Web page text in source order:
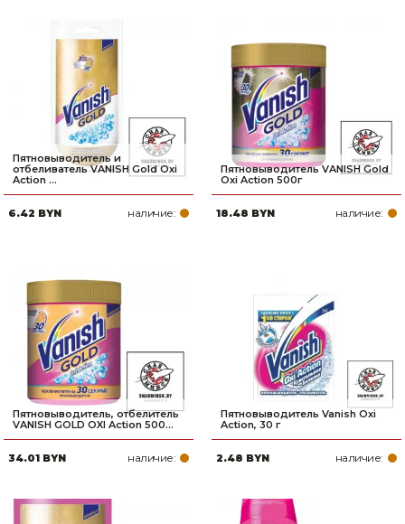
Пятновыводитель и
отбеливатель VANISH Gold Oxi
Action ...
6.42 BYN наличие:
Пятновыводитель VANISH Gold
Oxi Action 500г
18.48 BYN наличие:
Пятновыводитель, отбелитель
VANISH GOLD OXI Action 500...
34.01 BYN наличие:
Пятновыводитель Vanish Oxi
Action, 30 г
2.48 BYN наличие: